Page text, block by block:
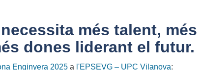
més talent, més
dones liderant el futur.
Enginyera 2025 a l'EPSEVG – UPC Vilanova: